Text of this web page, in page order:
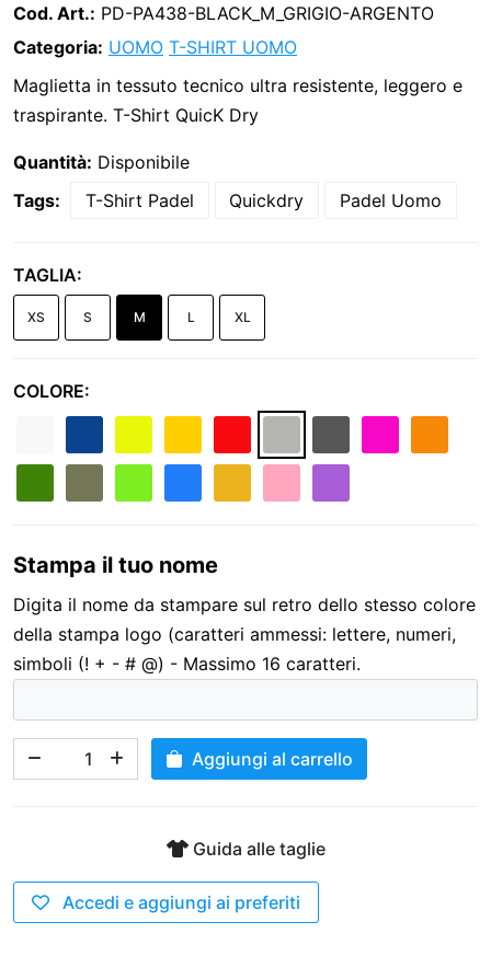
Cod. Art.: PD-PA438-BLACK_M_GRIGIO-ARGENTO
Categoria: UOMO T-SHIRT UOMO
Maglietta in tessuto tecnico ultra resistente, leggero e
traspirante. T-Shirt QuicK Dry
Quantità: Disponibile
Tags:
T-Shirt Padel Quickdry Padel Uomo
TAGLIA:
XS S M L XL
COLORE:
Stampa il tuo nome
Digita il nome da stampare sul retro dello stesso colore
della stampa logo (caratteri ammessi: lettere, numeri,
simboli (! + - # @) - Massimo 16 caratteri.
Aggiungi al carrello
Guida alle taglie
Accedi e aggiungi ai preferiti